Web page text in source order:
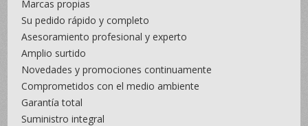
Marcas propias
Su pedido rápido y completo
Asesoramiento profesional y experto
Amplio surtido
Novedades y promociones continuamente
Comprometidos con el medio ambiente
Garantía total
Suministro integral